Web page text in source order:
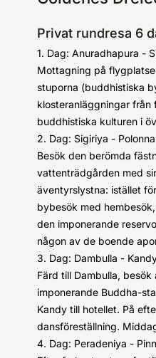
Privat rundresa 6
1. Dag: Anuradhapura -
Mottagning på
stuporna (buddhistiska
klosteranläggningar från
buddhistiska kulturen i
2. Dag: Sigiriya -
Besök den berömda
vattenträdgården med
äventyrslystna: istället
bybesök med
den imponerande
någon av de boende
3. Dag: Dambulla -
Färd till Dambulla,
imponerande Buddha-
Kandy till hotellet. På
dansföreställning.
4. Dag: Peradeniya -